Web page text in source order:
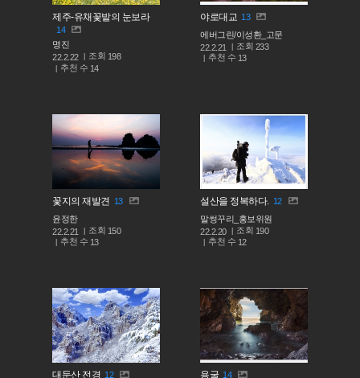
제주-유채꽃밭의 눈보라
14
명진
22.2.22
조회 198
추천 수 14
야로대교 13
에버그린/이성환_고문
22.2.21
조회 233
추천 수 13
꽃지의 재발견 13
윤정한
22.2.21
조회 150
추천 수 13
설산을 정복하다. 12
말썽꾸리_홍보위원
22.2.20
조회 190
추천 수 12
대둔산 전경 12
용굴 14